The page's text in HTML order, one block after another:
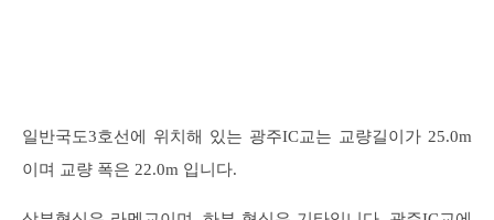
일반국도3호선에 위치해 있는 광주IC교는 교량길이가 25.0m
이며 교량 폭은 22.0m 입니다.